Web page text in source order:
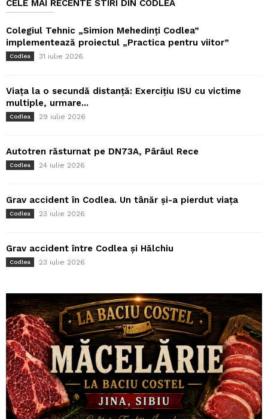
CELE MAI RECENTE STIRI DIN CODLEA
Colegiul Tehnic „Simion Mehedinți Codlea”
implementează proiectul „Practica pentru viitor”
Codlea 31 iulie 2026
Viața la o secundă distanță: Exercițiu ISU cu victime
multiple, urmare...
Codlea 29 iulie 2026
Autotren răsturnat pe DN73A, Pârâul Rece
Codlea 24 iulie 2026
Grav accident în Codlea. Un tânăr și-a pierdut viața
Codlea 23 iulie 2026
Grav accident între Codlea și Hălchiu
Codlea 23 iulie 2026